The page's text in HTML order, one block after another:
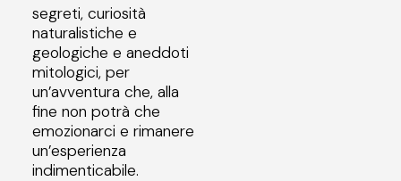
segreti, curiosità
naturalistiche e
geologiche e aneddoti
mitologici, per
un’avventura che, alla
fine non potrà che
emozionarci e rimanere
un’esperienza
indimenticabile.